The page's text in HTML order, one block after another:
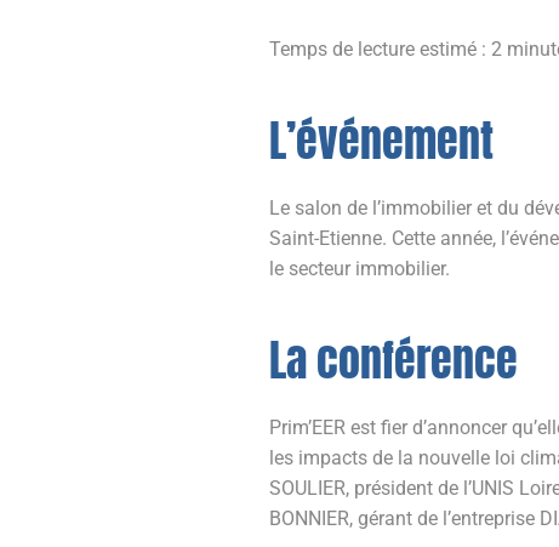
Temps de lecture estimé : 2
L’événement
Le salon de l’immobilier et du
Saint-Etienne. Cette année,
le secteur immobilier.
La conférence
Prim’EER est fier d’annoncer
les impacts de la nouvelle loi
SOULIER, président de l’UNIS
BONNIER, gérant de l’entreprise